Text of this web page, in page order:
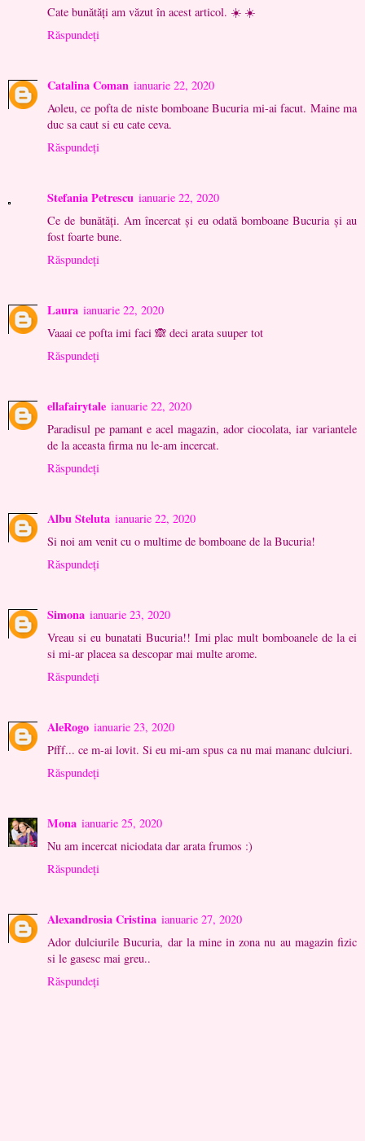
Cate bunătăți am văzut în acest articol. ☀️ ☀️
Răspundeți
Catalina Coman ianuarie 22, 2020
Aoleu, ce pofta de niste bomboane Bucuria mi-ai facut. Maine ma
duc sa caut si eu cate ceva.
Răspundeți
Stefania Petrescu ianuarie 22, 2020
Ce de bunătăți. Am încercat și eu odată bomboane Bucuria și au
fost foarte bune.
Răspundeți
Laura ianuarie 22, 2020
Vaaai ce pofta imi faci 🙈 deci arata suuper tot
Răspundeți
ellafairytale ianuarie 22, 2020
Paradisul pe pamant e acel magazin, ador ciocolata, iar variantele
de la aceasta firma nu le-am incercat.
Răspundeți
Albu Steluta ianuarie 22, 2020
Si noi am venit cu o multime de bomboane de la Bucuria!
Răspundeți
Simona ianuarie 23, 2020
Vreau si eu bunatati Bucuria!! Imi plac mult bomboanele de la ei
si mi-ar placea sa descopar mai multe arome.
Răspundeți
AleRogo ianuarie 23, 2020
Pfff... ce m-ai lovit. Si eu mi-am spus ca nu mai mananc dulciuri.
Răspundeți
Mona ianuarie 25, 2020
Nu am incercat niciodata dar arata frumos :)
Răspundeți
Alexandrosia Cristina ianuarie 27, 2020
Ador dulciurile Bucuria, dar la mine in zona nu au magazin fizic
si le gasesc mai greu..
Răspundeți